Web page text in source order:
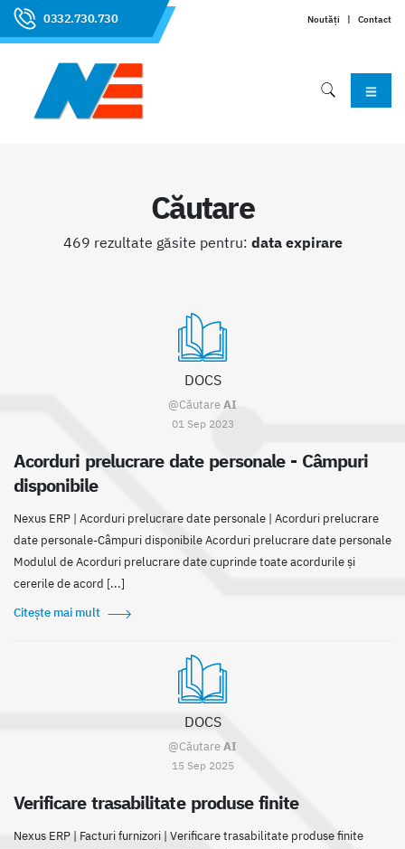
0332.730.730 Noutăți | Contact
Căutare
469 rezultate găsite pentru: data expirare
DOCS
@CăutareAI
01 Sep 2023
Acorduri prelucrare date personale - Câmpuri
disponibile
Nexus ERP | Acorduri prelucrare date personale | Acorduri prelucrare
date personale-Câmpuri disponibile Acorduri prelucrare date personale
Modulul de Acorduri prelucrare date cuprinde toate acordurile și
cererile de acord [...]
Citește mai mult
DOCS
@CăutareAI
15 Sep 2025
Verificare trasabilitate produse finite
Nexus ERP | Facturi furnizori | Verificare trasabilitate produse finite